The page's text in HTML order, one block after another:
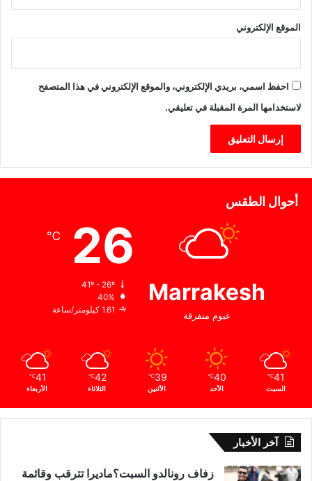
ب
ط
و
الموقع الإلكتروني
احفظ اسمي، بريدي الإلكتروني، والموقع الإلكتروني في هذا المتصفح
لاستخدامها المرة المقبلة في تعليقي.
أحوال الطقس
Marrakesh
غيوم متفرقة
26
℃
40%
1.61 كيلومتر/ساعة
41
℃
السبت
40
℃
الأحد
39
℃
الأثنين
42
℃
الثلاثاء
41
℃
الأربعاء
آخر الأخبار
زفاف رونالدو السبت؟ماديرا تترقب وقائمة